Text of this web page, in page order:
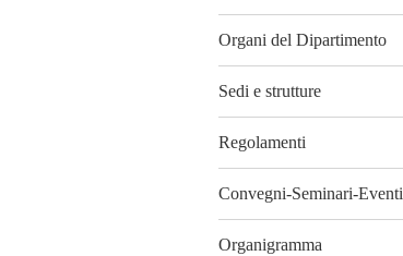
Organi del Dipartimento
Sedi e strutture
Regolamenti
Convegni-Seminari-Eventi
Organigramma